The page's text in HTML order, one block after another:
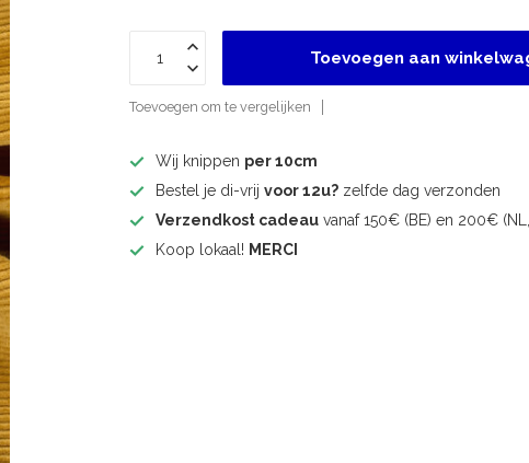
Toevoegen aan
Toevoegen om te vergelijken
Wij knippen per 10cm
Bestel je di-vrijvoor 12u? zelfde dag verzonden
Verzendkost cadeau vanaf 150€ (BE) en 200€
Koop lokaal! MERCI